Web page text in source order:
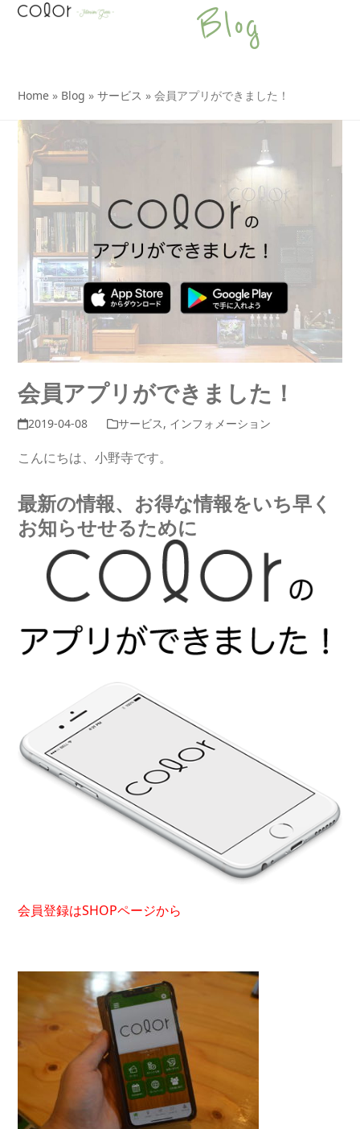
SkipOpen
Close
Blog
Home » Blog »サービス »会員アプリができました！
会員アプリができました！
2019-04-08 サービス, インフォメーション
こんにちは、小野寺です。
最新の情報、お得な情報をいち早く
お知らせせるために
会員登録はSHOPページから